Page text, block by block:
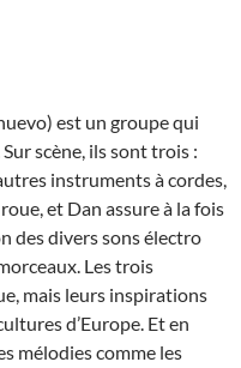
est un groupe qui
scène, ils sont trois :
instruments à cordes,
et Dan assure à la fois
des divers sons électro
Les trois
mais leurs inspirations
d’Europe. Et en
mélodies comme les